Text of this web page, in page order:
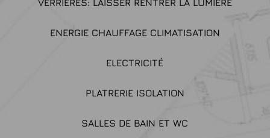
VERRIÈRES: LAISSER RENTRER LA LUMIÈRE
ENERGIE CHAUFFAGE CLIMATISATION
ELECTRICITÉ
PLATRERIE ISOLATION
SALLES DE BAIN ET WC